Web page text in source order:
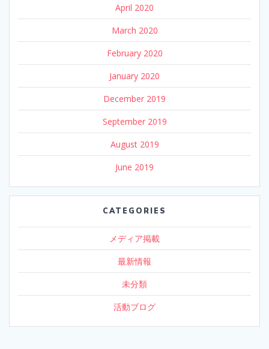
April 2020
March 2020
February 2020
January 2020
December 2019
September 2019
August 2019
June 2019
CATEGORIES
メディア掲載
最新情報
未分類
活動ブログ